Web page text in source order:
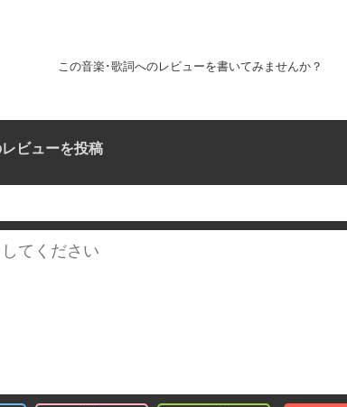
この音楽･歌詞へのレビューを書いてみませんか？
ビューを投稿